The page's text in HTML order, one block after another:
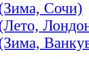
Сочи)